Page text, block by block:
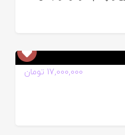
17,000,000 تومان